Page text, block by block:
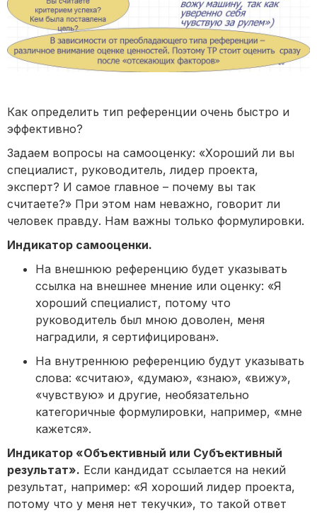
Как определить тип референции очень быстро и
эффективно?
Задаем вопросы на самооценку: «Хороший ли вы
специалист, руководитель, лидер проекта,
эксперт? И самое главное – почему вы так
считаете?» При этом нам неважно, говорит ли
человек правду. Нам важны только формулировки.
Индикатор самооценки.
На внешнюю референцию будет указывать
ссылка на внешнее мнение или оценку: «Я
хороший специалист, потому что
руководитель был мною доволен, меня
наградили, я сертифицирован».
На внутреннюю референцию будут указывать
слова: «считаю», «думаю», «знаю», «вижу»,
«чувствую» и другие, необязательно
категоричные формулировки, например, «мне
кажется».
Индикатор «Объективный или Субъективный
результат». Если кандидат ссылается на некий
результат, например: «Я хороший лидер проекта,
потому что у меня нет текучки», то такой ответ